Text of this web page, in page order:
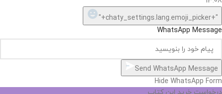
"+chaty_settings.lang.emoji_picker+"
WhatsApp Message
Send WhatsApp Message
Hide WhatsApp Form